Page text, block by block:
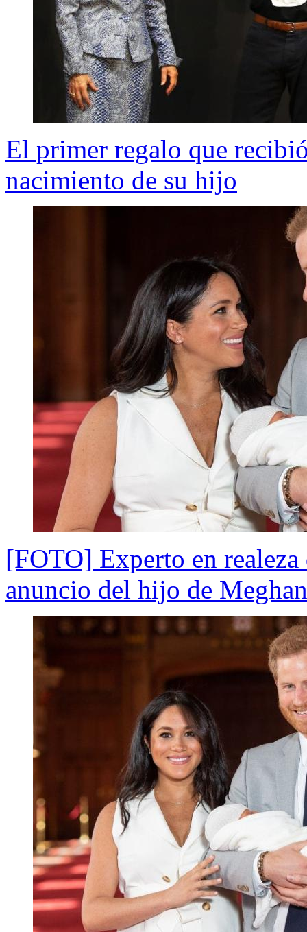
El primer regalo que
nacimiento de su hijo
[FOTO] Experto en
anuncio del hijo de